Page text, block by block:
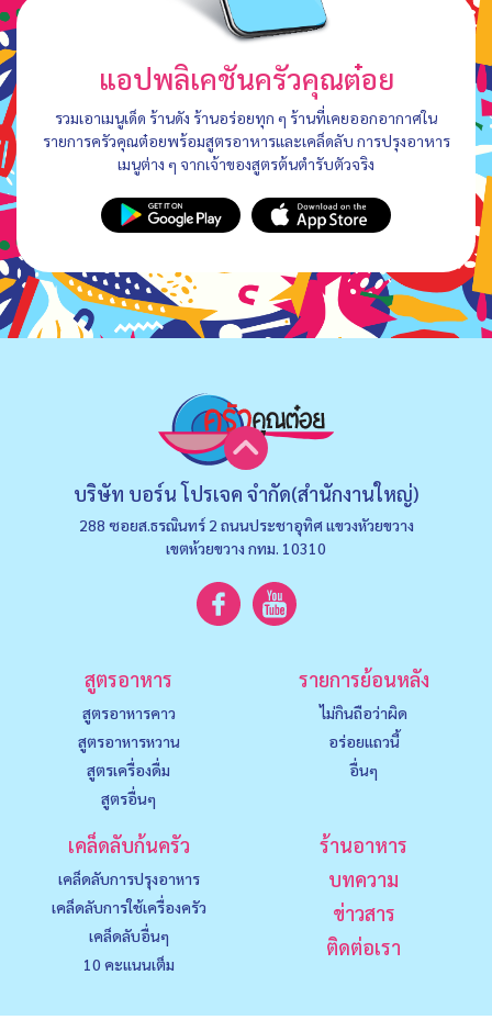
แอปพลิเคชันครัวคุณต๋อย
รวมเอาเมนูเด็ด ร้านดัง ร้านอร่อยทุก ๆ ร้านที่เคยออกอากาศใน
รายการครัวคุณต๋อยพร้อมสูตรอาหารและเคล็ดลับ การปรุงอาหาร
เมนูต่าง ๆ จากเจ้าของสูตรต้นตำรับตัวจริง
บริษัท บอร์น โปรเจค จำกัด(สำนักงานใหญ่)
288 ซอยส.ธรณินทร์ 2 ถนนประชาอุทิศ แขวงหัวยขวาง
เขตห้วยขวาง กทม. 10310
สูตรอาหาร
สูตรอาหารคาว
สูตรอาหารหวาน
สูตรเครื่องดื่ม
สูตรอื่นๆ
รายการย้อนหลัง
ไม่กินถือว่าผิด
อร่อยแถวนี้
อื่นๆ
เคล็ดลับก้นครัว
เคล็ดลับการปรุงอาหาร
เคล็ดลับการใช้เครื่องครัว
เคล็ดลับอื่นๆ
10 คะแนนเต็ม
ร้านอาหาร
บทความ
ข่าวสาร
ติดต่อเรา